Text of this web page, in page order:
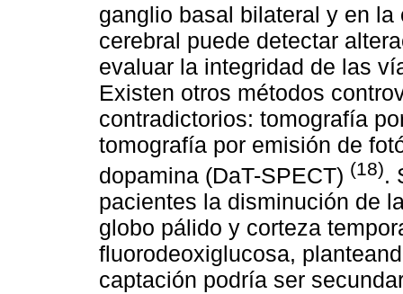
ganglio basal bilateral y en
cerebral puede detectar
evaluar la integridad de las
Existen otros métodos
contradictorios: tomografía
tomografía por emisión de
dopamina (DaT-SPECT) (18).
pacientes la disminución de
globo pálido y corteza
fluorodeoxiglucosa,
captación podría ser